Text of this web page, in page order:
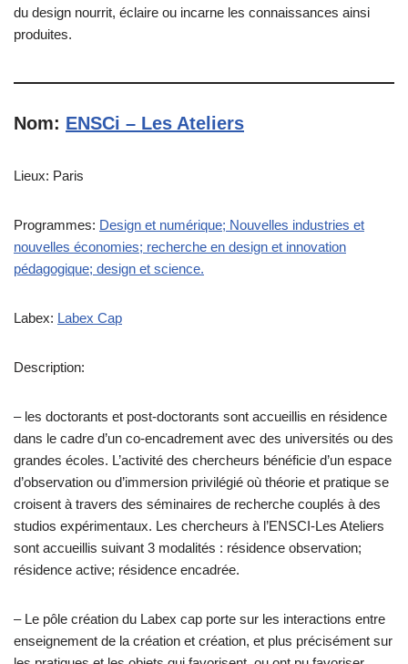
du design nourrit, éclaire ou incarne les connaissances ainsi
produites.
Nom: ENSCi – Les Ateliers
Lieux: Paris
Programmes: Design et numérique; Nouvelles industries et
nouvelles économies; recherche en design et innovation
pédagogique; design et science.
Labex: Labex Cap
Description:
– les doctorants et post-doctorants sont accueillis en résidence
dans le cadre d’un co-encadrement avec des universités ou des
grandes écoles. L’activité des chercheurs bénéficie d’un espace
d’observation ou d’immersion privilégié où théorie et pratique se
croisent à travers des séminaires de recherche couplés à des
studios expérimentaux. Les chercheurs à l’ENSCI-Les Ateliers
sont accueillis suivant 3 modalités : résidence observation;
résidence active; résidence encadrée.
– Le pôle création du Labex cap porte sur les interactions entre
enseignement de la création et création, et plus précisément sur